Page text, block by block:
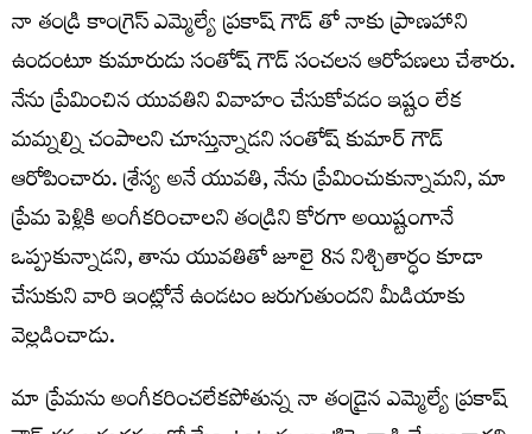
నా తండ్రి కాంగ్రెస్ ఎమ్మెల్యే ప్రకాష్ గౌడ్ తో నాకు ప్రాణహాని
ఉందంటూ కుమారుడు సంతోష్ గౌడ్ సంచలన ఆరోపణలు చేశారు.
నేను ప్రేమించిన యువతిని వివాహం చేసుకోవడం ఇష్టం లేక
మమ్నల్ని చంపాలని చూస్తున్నాడని సంతోష్ కుమార్ గౌడ్
ఆరోపించారు. శ్రేస్య అనే యువతి, నేను ప్రేమించుకున్నామని, మా
ప్రేమ పెళ్లికి అంగీకరించాలని తండ్రిని కోరగా అయిష్టంగానే
ఒప్పుకున్నాడని, తాను యువతితో జూలై 8న నిశ్చితార్ధం కూడా
చేసుకుని వారి ఇంట్లోనే ఉండటం జరుగుతుందని మీడియాకు
వెల్లడించాడు.
మా ప్రేమను అంగీకరించలేకపోతున్న నా తండ్రైన ఎమ్మెల్యే ప్రకాష్